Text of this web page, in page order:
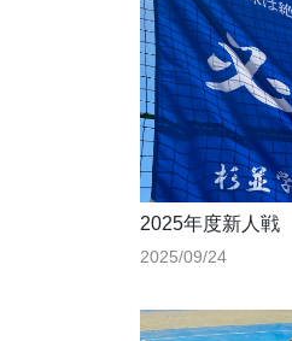
2025年度新人
2025/09/24